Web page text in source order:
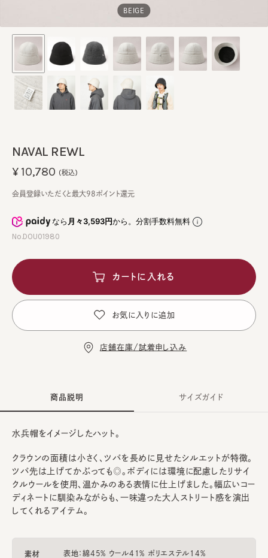
BEIGE
NAVAL REWL
なら月々3,593円から。分割手数料無料
No.DOU01980
¥10,780 (税込)
会員登録いただくと最大98ポイント還元
カートに入れる
お気に入りに追加
店舗在庫/試着申し込み
商品説明
水兵帽をイメージしたハット。
クラウンの面積は小さく、ツバを長めに見せたシルエットが特徴。
ツバ先は上げてかぶっても◎。ボディには環境に配慮したリサイ
クルウールを使用、温かみのある表情に仕上げました。幅広いコー
ディネートに馴染みながらも、一味違った大人ストリート感を演出
してくれるアイテム。
素材
表地：綿45% ウール41% ポリエステル14%
サイズガイド